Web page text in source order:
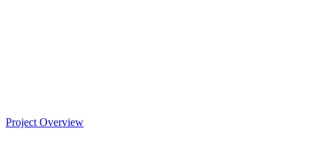
Project Overview